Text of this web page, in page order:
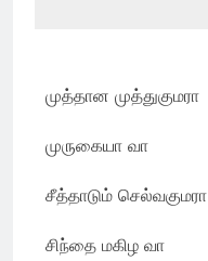
முத்தான முத்துகுமரா
முருகையா வா
சீத்தாடும் செல்வகுமரா
சிந்தை மகிழ வா